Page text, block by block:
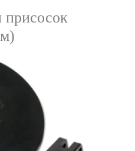
присосок